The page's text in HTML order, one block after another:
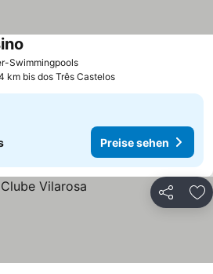
SwimmingpoolsPreise sehen
km bis dos Três Castelos
Preise sehen
Teilen